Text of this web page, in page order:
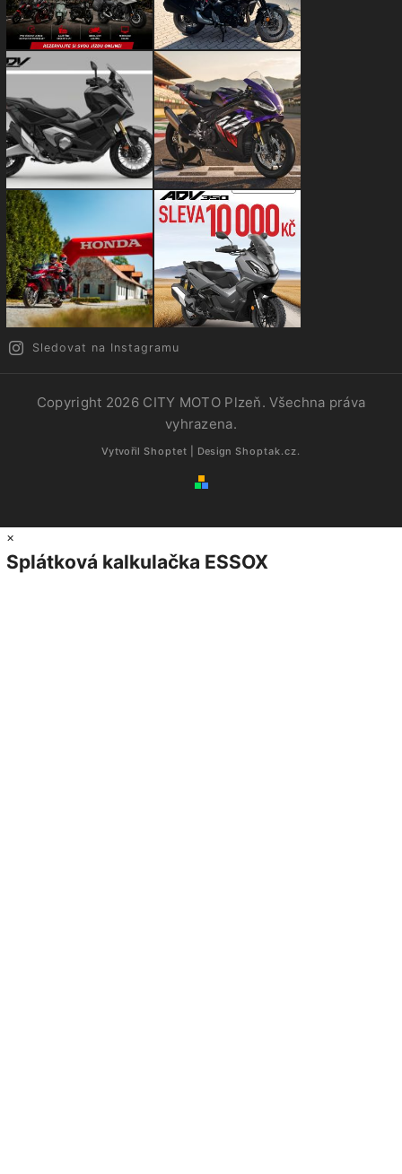
Sledovat na Instagramu
Copyright 2026 CITY MOTO Plzeň. Všechna práva
vyhrazena.
Vytvořil Shoptet | Design Shoptak.cz.
×
Splátková kalkulačka ESSOX